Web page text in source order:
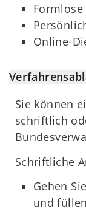
Online-
Sie können
schriftlich
Schriftliche
Gehen
und